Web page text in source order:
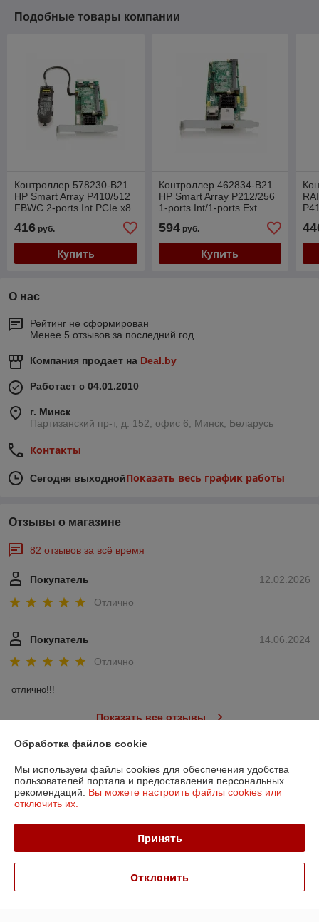
Подобные товары компании
Контроллер 578230-B21
HP Smart Array P410/512
FBWC 2-ports Int PCIe x8
416 руб.
Купить
Контроллер 462834-B21
HP Smart Array P212/256
1-ports Int/1-ports Ext
594руб.
Купить
О нас
Рейтинг не сформирован
Менее 5 отзывов за последний год
Компания продает на Deal.by
Работает с 04.01.2010
г. Минск
Партизанский пр-т, д. 152, офис 6, Минск, Беларусь
Контакты
Сегодня выходнойПоказать весь график работы
Отзывы о магазине
82 отзывов за всё время
12.02.2026
Покупатель
Отлично
14.06.2024
Покупатель
Отлично
отлично!!!
Показать все отзывы
О нас
Контакты
График работы
Обработка файлов cookie
Мы используем файлы cookies для обеспечения удобства
пользователей портала и предоставления персональных
рекомендаций. Вы можете настроить файлы cookies или
отключить их.
Принять
Отклонить